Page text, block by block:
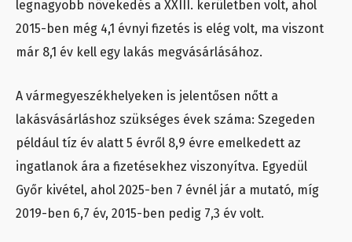
legnagyobb növekedés a XXIII. kerületben volt, ahol
2015-ben még 4,1 évnyi fizetés is elég volt, ma viszont
már 8,1 év kell egy lakás megvásárlásához.
A vármegyeszékhelyeken is jelentősen nőtt a
lakásvásárláshoz szükséges évek száma: Szegeden
például tíz év alatt 5 évről 8,9 évre emelkedett az
ingatlanok ára a fizetésekhez viszonyítva. Egyedül
Győr kivétel, ahol 2025-ben 7 évnél jár a mutató, míg
2019-ben 6,7 év, 2015-ben pedig 7,3 év volt.